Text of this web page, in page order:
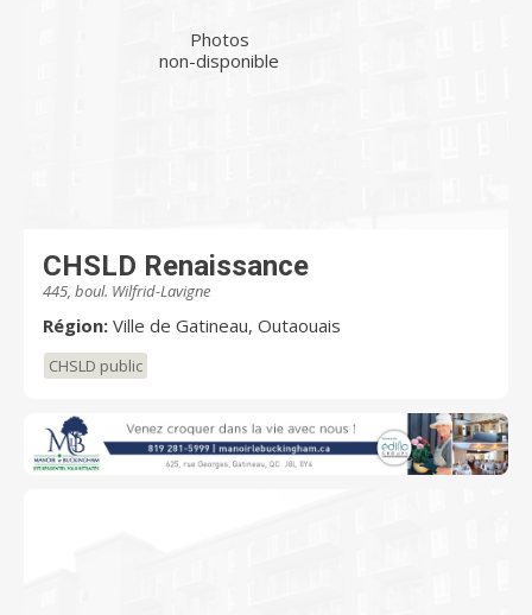
Photos
non-disponible
CHSLD Renaissance
445, boul. Wilfrid-Lavigne
Région: Ville de Gatineau, Outaouais
CHSLD public